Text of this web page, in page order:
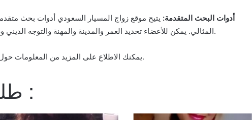
3. أدوات البحث المتقدمة: يتيح موقع زواج المسيار السعودي أدوات بحث
المثالي. يمكن للأعضاء تحديد العمر والمدينة والمهنة والتوجه الديني وغيرها من المعايير للعثور على الشريك الملائم.
يمكنك الاطلاع على المزيد من المعلوماتوأهميته في المجتمع السعودي.
طلبات تعارف اخرى :